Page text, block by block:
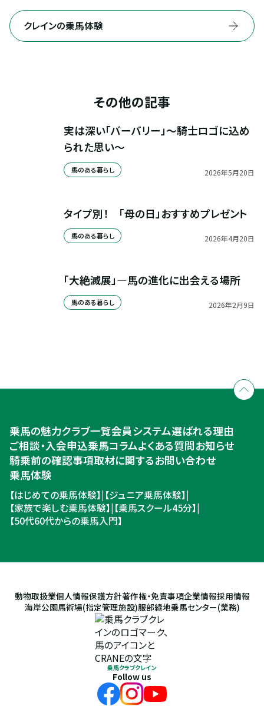
クレインの乗馬体験
その他の記事
実は深い「バーバリー」～騎士ロゴに込め
られた思い～
馬のある暮らし 2026年5月20日
タイプ別！　「母の日」おすすめプレゼント
馬のある暮らし 2026年4月20日
「大絶滅展」—馬の進化に出会える場所
馬のある暮らし 2026年2月9日
入会のご相談・申込
ご相談・入会申込
乗馬の魅力クラブ一覧会員システム選ばれる理由
ご相談・入会申込乗馬コラムよくある質問お知らせ
騎乗前の確認事項取材に関するお問い合わせ
乗馬体験
【はじめての乗馬体験】| 【ジュニア乗馬体験】|
【家族で楽しむ乗馬体験】| 【乗馬スクール45分】|
【50代60代からの乗馬入門】
動物取扱業個人情報保護方針著作権・免責事項企業情報採用情報
海岸公園馬術場(指定管理施設)服部緑地乗馬センター(業務)
乗馬クラブクレイン
Follow us